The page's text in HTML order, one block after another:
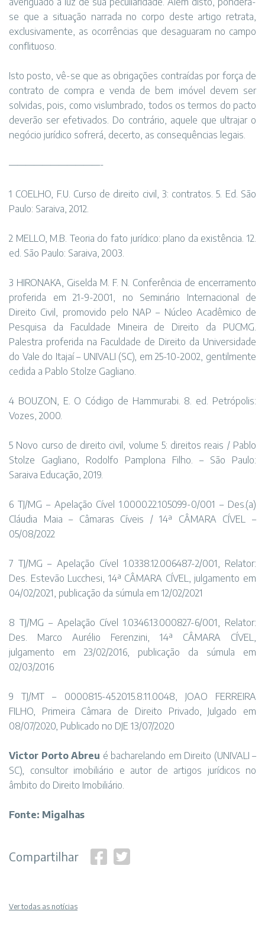
se que a situação narrada no corpo deste artigo retrata,
exclusivamente, as ocorrências que desaguaram no campo
conflituoso.
Isto posto, vê-se que as obrigações contraídas por força de
contrato de compra e venda de bem imóvel devem ser
solvidas, pois, como vislumbrado, todos os termos do pacto
deverão ser efetivados. Do contrário, aquele que ultrajar o
negócio jurídico sofrerá, decerto, as consequências legais.
———————————-
1 COELHO, F.U. Curso de direito civil, 3: contratos. 5. Ed. São
Paulo: Saraiva, 2012.
2 MELLO, M.B. Teoria do fato jurídico: plano da existência. 12.
ed. São Paulo: Saraiva, 2003.
3 HIRONAKA, Giselda M. F. N. Conferência de encerramento
proferida em 21-9-2001, no Seminário Internacional de
Direito Civil, promovido pelo NAP – Núcleo Acadêmico de
Pesquisa da Faculdade Mineira de Direito da PUCMG.
Palestra proferida na Faculdade de Direito da Universidade
do Vale do Itajaí – UNIVALI (SC), em 25-10-2002, gentilmente
cedida a Pablo Stolze Gagliano.
4 BOUZON, E. O Código de Hammurabi. 8. ed. Petrópolis:
Vozes, 2000.
5 Novo curso de direito civil, volume 5: direitos reais / Pablo
Stolze Gagliano, Rodolfo Pamplona Filho. – São Paulo:
Saraiva Educação, 2019.
6 TJ/MG – Apelação Cível 1.0000.22.105099-0/001 – Des.(a)
Cláudia Maia – Câmaras Cíveis / 14ª CÂMARA CÍVEL –
05/08/2022
7 TJ/MG – Apelação Cível 1.0338.12.006487-2/001, Relator:
Des. Estevão Lucchesi, 14ª CÂMARA CÍVEL, julgamento em
04/02/2021, publicação da súmula em 12/02/2021
8 TJ/MG – Apelação Cível 1.0346.13.000827-6/001, Relator:
Des. Marco Aurélio Ferenzini, 14ª CÂMARA CÍVEL,
julgamento em 23/02/2016, publicação da súmula em
02/03/2016
9 TJ/MT – 0000815-45.2015.8.11.0048, JOAO FERREIRA
FILHO, Primeira Câmara de Direito Privado, Julgado em
08/07/2020, Publicado no DJE 13/07/2020
Victor Porto Abreu é bacharelando em Direito (UNIVALI –
SC), consultor imobiliário e autor de artigos jurídicos no
âmbito do Direito Imobiliário.
Fonte: Migalhas
Compartilhar
Ver todas as notícias